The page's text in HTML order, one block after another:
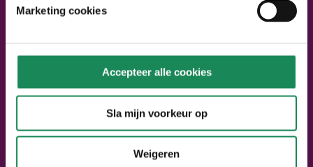
Marketing cookies
Accepteer alle cookies
Sla mijn voorkeur op
Weigeren
Neem contact op
Mail ons: info@seniorenpunt.nl
Bezoek SeniorenPunt
Bel ons voor een afspraak via
040 – 220 22 02of kom langs.
Informatiebijeenkomst